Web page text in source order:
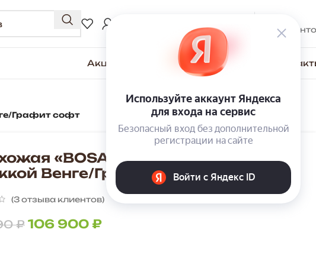
Акции Для покупателей О компании
Графит софт
«BOSA» К5МП с каретной
Венге/Графит софт
(3отзыва клиентов)
₽ 106 900 ₽